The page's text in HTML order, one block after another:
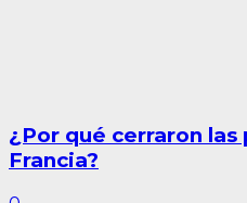
¿Por qué cerraron las
Francia?